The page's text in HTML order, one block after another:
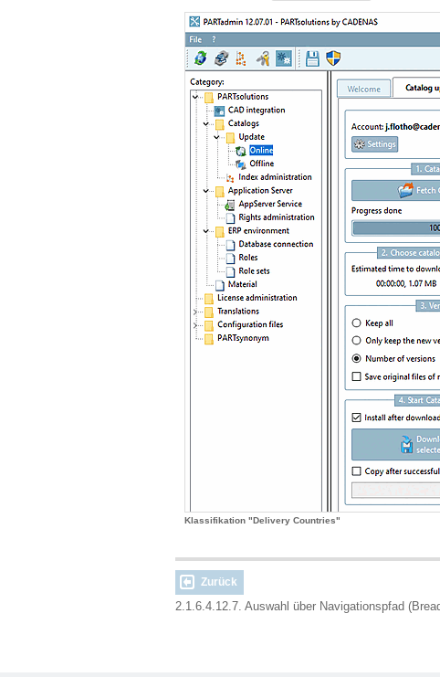
Klassifikation "Delivery Countries"
Zurück
2.1.6.4.12.7. Auswahl über Navigationspfad